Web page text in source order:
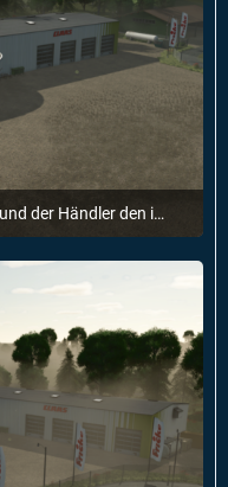
Hier einmal Gebäude Verkaufstellen und der Händler den ich Freundlicherweise benutzen darf danke nochmal dafür :)